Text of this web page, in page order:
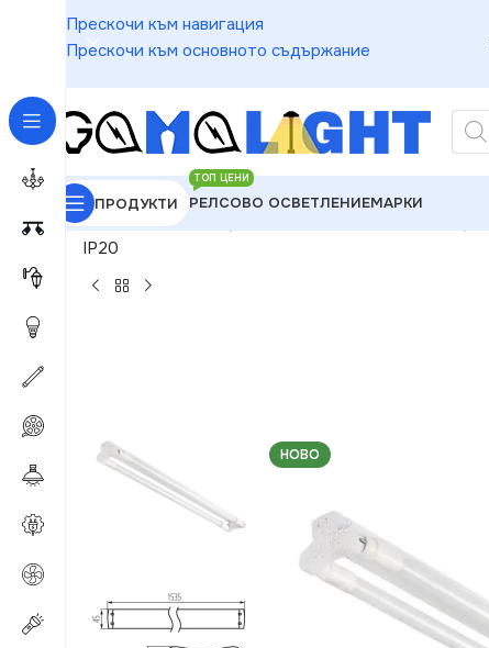
Прескочи към навигация
Прескочи към основното съдържание
ПРОДУКТИ РЕЛСОВО ОСВЕТЛЕНИЕ
ТОП ЦЕНИ
МАРКИ
GAMALIGHT»
IP20
НОВО